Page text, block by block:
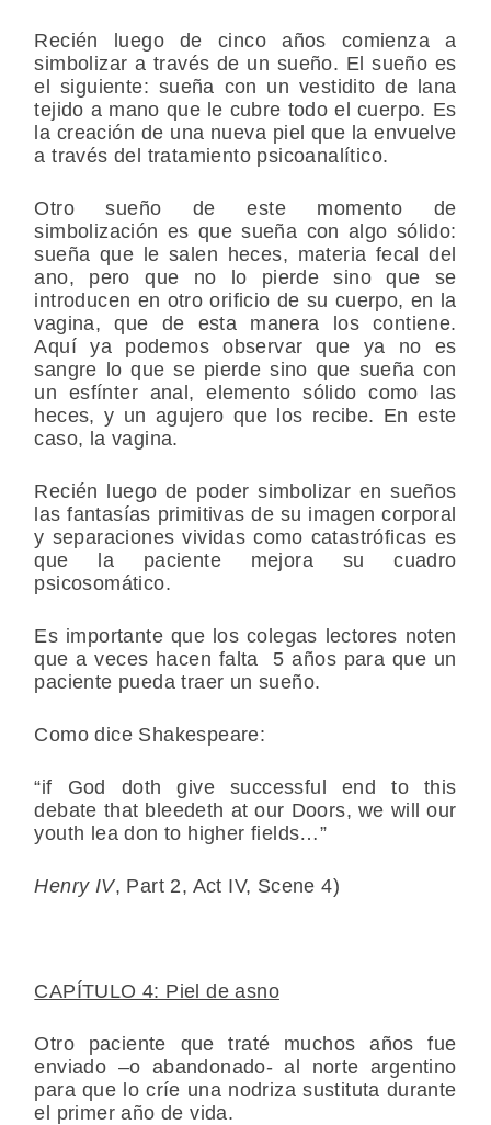
Recién luego de cinco años comienza a
simbolizar a través de un sueño. El sueño es
el siguiente: sueña con un vestidito de lana
tejido a mano que le cubre todo el cuerpo. Es
la creación de una nueva piel que la envuelve
a través del tratamiento psicoanalítico.
Otro sueño de este momento de
simbolización es que sueña con algo sólido:
sueña que le salen heces, materia fecal del
ano, pero que no lo pierde sino que se
introducen en otro orificio de su cuerpo, en la
vagina, que de esta manera los contiene.
Aquí ya podemos observar que ya no es
sangre lo que se pierde sino que sueña con
un esfínter anal, elemento sólido como las
heces, y un agujero que los recibe. En este
caso, la vagina.
Recién luego de poder simbolizar en sueños
las fantasías primitivas de su imagen corporal
y separaciones vividas como catastróficas es
que la paciente mejora su cuadro
psicosomático.
Es importante que los colegas lectores noten
que a veces hacen falta 5 años para que un
paciente pueda traer un sueño.
Como dice Shakespeare:
“if God doth give successful end to this
debate that bleedeth at our Doors, we will our
youth lea don to higher fields…”
Henry IV, Part 2, Act IV, Scene 4)
CAPÍTULO 4: Piel de asno
Otro paciente que traté muchos años fue
enviado –o abandonado- al norte argentino
para que lo críe una nodriza sustituta durante
el primer año de vida.